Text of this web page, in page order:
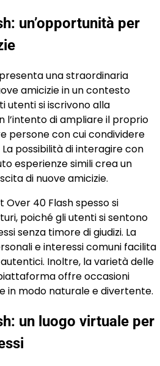
un’opportunità per
una straordinaria
amicizie in un contesto
utenti si iscrivono alla
di ampliare il proprio
persone con cui condividere
possibilità di interagire con
esperienze simili crea un
di nuove amicizie.
Over 40 Flash spesso si
poiché gli utenti si sentono
senza timore di giudizi. La
e interessi comuni facilita
Inoltre, la varietà delle
offre occasioni
in modo naturale e divertente.
un luogo virtuale per